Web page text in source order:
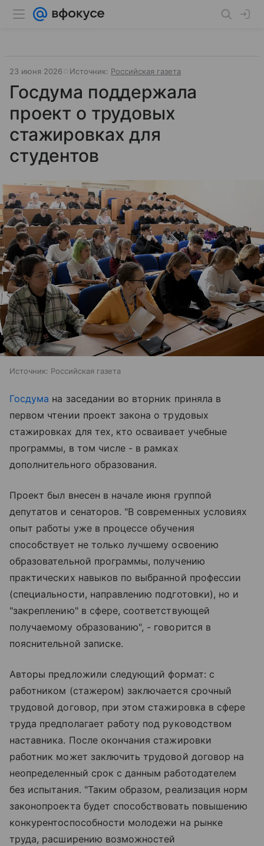
23 июня 2026 Источник: Российская газета
Госдума поддержала
проект о трудовых
стажировках для
студентов
Источник: Российская газета
Госдума на заседании во вторник приняла в
первом чтении проект закона о трудовых
стажировках для тех, кто осваивает учебные
программы, в том числе - в рамках
дополнительного образования.
Проект был внесен в начале июня группой
депутатов и сенаторов. "В современных условиях
опыт работы уже в процессе обучения
способствует не только лучшему освоению
образовательной программы, получению
практических навыков по выбранной профессии
(специальности, направлению подготовки), но и
"закреплению" в сфере, соответствующей
получаемому образованию", - говорится в
пояснительной записке.
Авторы предложили следующий формат: с
работником (стажером) заключается срочный
трудовой договор, при этом стажировка в сфере
труда предполагает работу под руководством
наставника. После окончания стажировки
работник может заключить трудовой договор на
неопределенный срок с данным работодателем
без испытания. "Таким образом, реализация норм
законопроекта будет способствовать повышению
конкурентоспособности молодежи на рынке
труда, расширению возможностей